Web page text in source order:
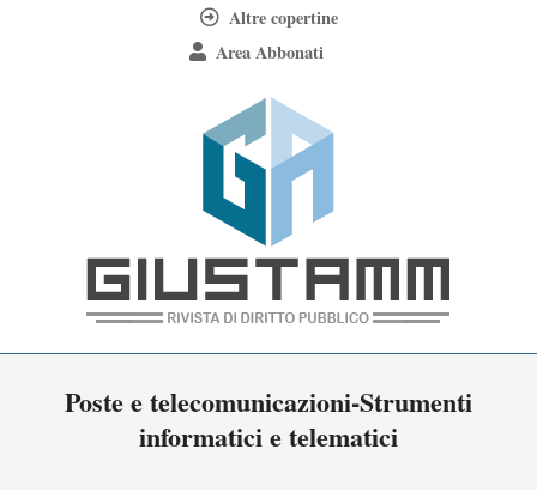
Altre copertine
Area Abbonati
Giustamm
Navigation
Poste e telecomunicazioni-Strumenti
informatici e telematici